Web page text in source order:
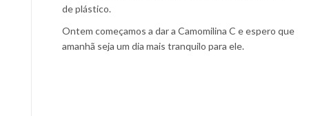
de plástico.
Ontem começamos a dar a Camomilina C e espero que
amanhã seja um dia mais tranquilo para ele.